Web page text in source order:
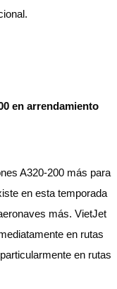
en arrendamiento
A320-200 más para
en esta temporada
más. VietJet
en rutas
en rutas